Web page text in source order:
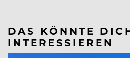
DAS KÖNNTE
INTERESSIEREN